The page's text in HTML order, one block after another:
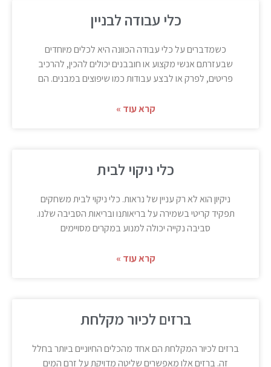
כלי עבודה לבניין
כשמדברים על כלי עבודה הכוונה היא לכלים מיוחדים
שבעזרתם אנשי מקצוע או חובבנים יכולים להכין, להרכיב
פריטים, לפרק או לבצע עבודות כמו שיפוצים במבנים. הם
קרא עוד »
כלי ניקוי לבית
ניקיון הוא לא רק עניין של נראות. כלי ניקוי לבית משחקים
תפקיד קריטי בשמירה על בריאותנו ובריאות הסביבה שלנו.
סביבה נקייה יכולה למנוע במקרים מסויימים
קרא עוד »
ברזים לכיור מקלחת
ברזים לכיור המקלחת הם אחד מהכלים החיוניים ביותר בחלל
זה. ברזים אלו מאפשרים שליטה מדויקת על זרם המים